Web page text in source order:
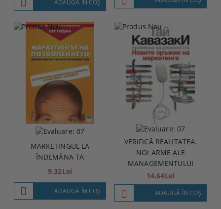
ADAUGĂ ÎN COŞ
MARKETINGUL LA
ÎNDEMÂNA TA
9.32Lei
ADAUGĂ ÎN COŞ
VERIFICĂ REALITATEA.
NOI ARME ALE
MANAGEMENTULUI
14.64Lei
ADAUGĂ ÎN COŞ